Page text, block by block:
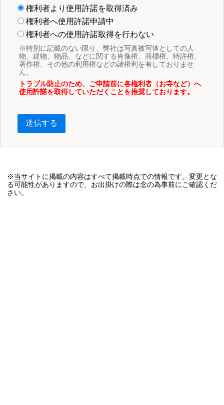
権利者より使用許諾を取得済み
権利者へ使用許諾申請中
権利者への使用許諾取得を行わない
※特別に記載のない限り、弊社は写真被写体としての人
物、建物、物品、などに関する肖像権、商標権、特許権、
著作権、その他の利用権などの諸権利を有しておりませ
ん。
トラブル防止のため、ご申請前に各権利者（お寺など）へ
使用許諾を取得していただくことを推奨しております。
送信する
※当サイトに掲載の内容はすべて掲載時点での情報です。変更とな
る可能性がありますので、お出掛けの際は念の為事前にご確認くだ
さい。